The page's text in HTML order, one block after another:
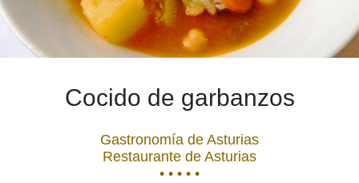
Cocido de garbanzos
Gastronomía de Asturias
Restaurante de Asturias
• • • • •